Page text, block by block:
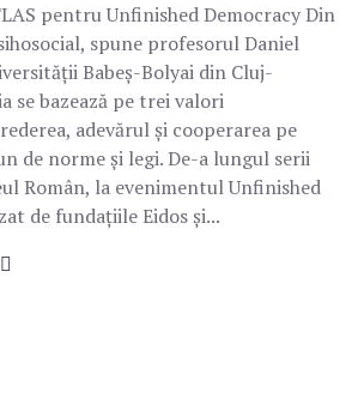
pentru Unfinished Democracy Din
spune profesorul Daniel
Babeș-Bolyai din Cluj-
se bazează pe trei valori
adevărul și cooperarea pe
de norme și legi. De-a lungul serii
Român, la evenimentul Unfinished
de fundațiile Eidos și...